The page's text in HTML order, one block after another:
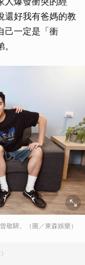
還好我有爸媽的教
己一定是「衝
敬驊。（圖／東森娛樂）